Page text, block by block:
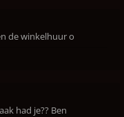
de winkelhuur o
had je?? Ben